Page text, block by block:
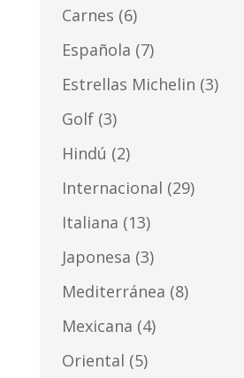
Carnes (6)
Española (7)
Estrellas Michelin (3)
Golf (3)
Hindú (2)
Internacional (29)
Italiana (13)
Japonesa (3)
Mediterránea (8)
Mexicana (4)
Oriental (5)